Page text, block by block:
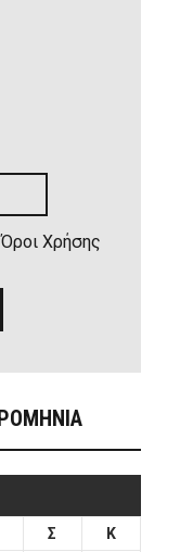
Όροι Χρήσης
Σ
Κ